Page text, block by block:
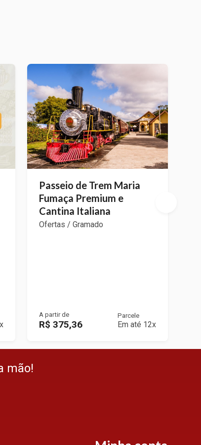
Passeio de Trem Maria
Fumaça Premium e
Cantina Italiana
Ofertas / Gramado
A partir de
R$ 375,36
Parcele
Em até 12x
mão!